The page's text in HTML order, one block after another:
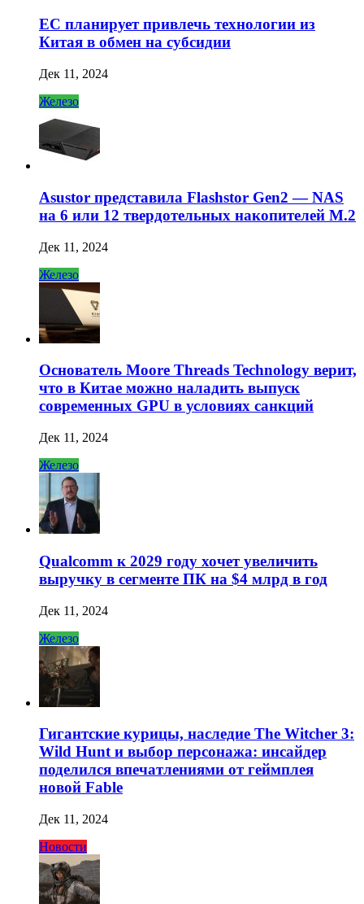
ЕС планирует привлечь технологии из
Китая в обмен на субсидии
Дек 11, 2024
Железо
Asustor представила Flashstor Gen2 — NAS
на 6 или 12 твердотельных накопителей M.2
Дек 11, 2024
Железо
Основатель Moore Threads Technology верит,
что в Китае можно наладить выпуск
современных GPU в условиях санкций
Дек 11, 2024
Железо
Qualcomm к 2029 году хочет увеличить
выручку в сегменте ПК на $4 млрд в год
Дек 11, 2024
Железо
Гигантские курицы, наследие The Witcher 3:
Wild Hunt и выбор персонажа: инсайдер
поделился впечатлениями от геймплея
новой Fable
Дек 11, 2024
Новости